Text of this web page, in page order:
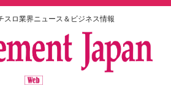
スロ業界ニュース＆ビジネス情報